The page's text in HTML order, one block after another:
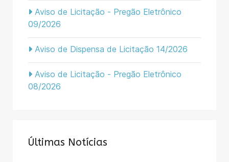
Aviso de Licitação - Pregão Eletrônico
09/2026
Aviso de Dispensa de Licitação 14/2026
Aviso de Licitação - Pregão Eletrônico
08/2026
Últimas Notícias